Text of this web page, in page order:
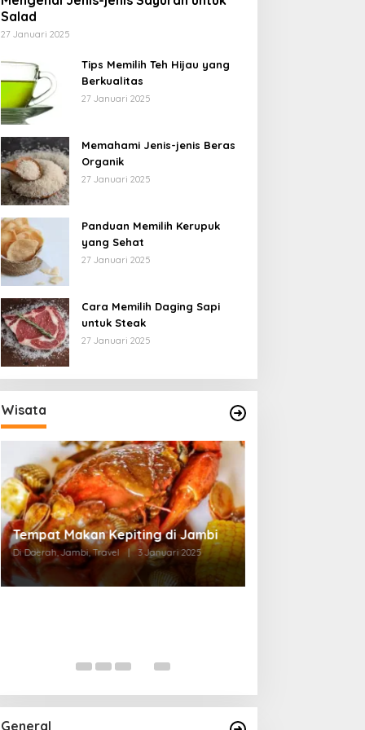
Salad
27 Januari 2025
Tips Memilih Teh Hijau yang
Berkualitas
27 Januari 2025
Memahami Jenis-jenis Beras
Organik
27 Januari 2025
Panduan Memilih Kerupuk
yang Sehat
27 Januari 2025
Cara Memilih Daging Sapi
untuk Steak
27 Januari 2025
Wisata
Tempat Makan di Thehok Jambi
Di Daerah, Jambi, Travel | 3 Januari 2025
General